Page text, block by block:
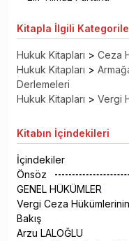
Kitapla İlgili
Hukuk Kitapları > Ceza
Hukuk Kitapları >
Derlemeleri
Hukuk Kitapları > Vergi
Kitabın İçindekileri
İçindekiler
Önsöz
GENEL HÜKÜMLER
Vergi Ceza
Bakış
Arzu LALOĞLU